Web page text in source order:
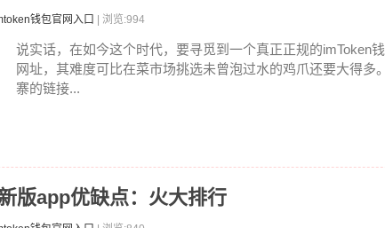
钱包官网入口 | 浏览:994
说实话，在如今这个时代，要寻觅到一个真正正规的imToken
网址，其难度可比在菜市场挑选未曾泡过水的鸡爪还要大得多
寨的链接...
版app优缺点：火大排行